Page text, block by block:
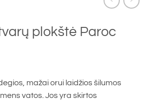
plokštė Paroc
mažai orui laidžios šilumos
vatos. Jos yra skirtos